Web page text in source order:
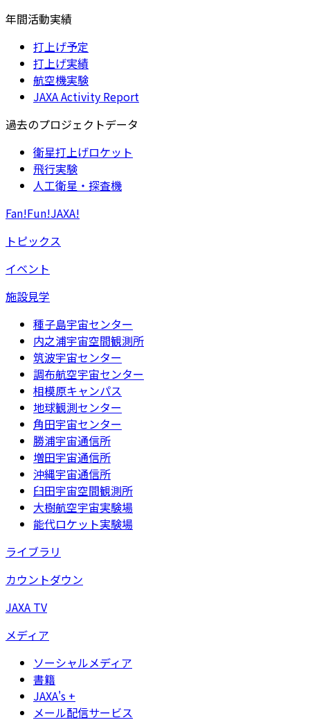
年間活動実績
打上げ予定
打上げ実績
航空機実験
JAXA Activity Report
過去のプロジェクトデータ
衛星打上げロケット
飛行実験
人工衛星・探査機
Fan!Fun!JAXA!
トピックス
イベント
施設見学
種子島宇宙センター
内之浦宇宙空間観測所
筑波宇宙センター
調布航空宇宙センター
相模原キャンパス
地球観測センター
角田宇宙センター
勝浦宇宙通信所
増田宇宙通信所
沖縄宇宙通信所
臼田宇宙空間観測所
大樹航空宇宙実験場
能代ロケット実験場
ライブラリ
カウントダウン
JAXA TV
メディア
ソーシャルメディア
書籍
JAXA's +
メール配信サービス